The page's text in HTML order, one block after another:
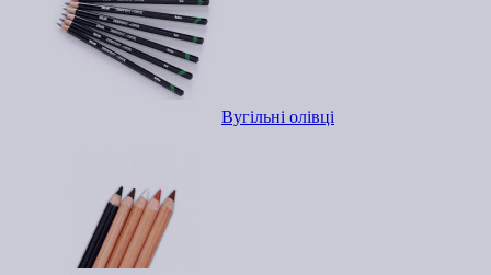
Вугільні олівці